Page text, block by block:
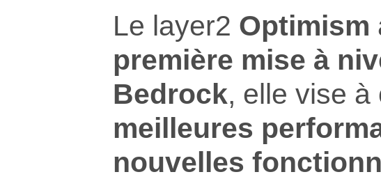
Le layer2 Optimism
première mise à
Bedrock, elle vise à
meilleures
nouvelles